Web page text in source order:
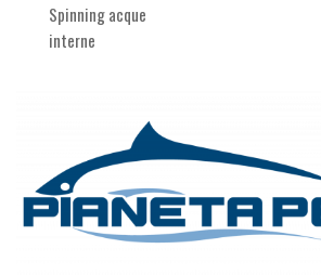
Spinning acque
interne